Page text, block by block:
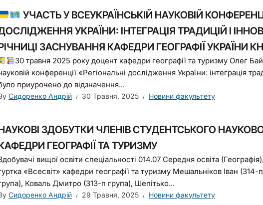
УЧАСТЬ У ВСЕУКРАЇНСЬКІЙ НАУКОВІЙ
УКРАЇНИ: ІНТЕГРАЦІЯ ТРАДИЦІЙ І
ЗАСНУВАННЯ КАФЕДРИ ГЕОГРАФІЇ УКРАЇНИ
30 травня 2025 року доцент кафедри географії та туризму Олег
конференції «Регіональні дослідження України: інтеграція
приурочено до відзначення...
Сидоренко Андрій 30 Травня, 2025 Новини факультету
ЗДОБУТКИ ЧЛЕНІВ СТУДЕНТСЬКОГО
ГЕОГРАФІЇ ТА ТУРИЗМУ
вищої освіти спеціальності 014.07 Середня освіта
«Всесвіт» кафедри географії та туризму Мешальніков Іван
Коваль Дмитро (313-п група), Шепітько...
Сидоренко Андрій 29 Травня, 2025 Новини факультету